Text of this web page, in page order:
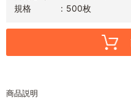
規格
500枚
商品説明